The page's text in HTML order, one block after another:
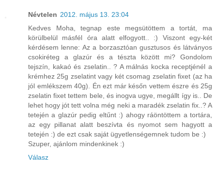
Névtelen 2012. május 13. 23:04
Kedves Moha, tegnap este megsütöttem a tortát, ma
körülbelül másfél óra alatt elfogyott.. :) Viszont egy-két
kérdésem lenne: Az a borzasztóan gusztusos és látványos
csokiréteg a glazúr és a tészta között mi? Gondolom
tejszín, kakaó és zselatin.. ? A málnás kocka receptjénél a
krémhez 25g zselatint vagy két csomag zselatin fixet (az ha
jól emlékszem 40g). Én ezt már későn vettem észre és 25g
zselatin fixet tettem bele, és inogva ugye, megállt így is.. De
lehet hogy jót tett volna még neki a maradék zselatin fix..? A
tetején a glazúr pedig eltűnt :) ahogy ráöntöttem a tortára,
az egy pillanat alatt beszívta és nyomot sem hagyott a
tetején :) de ezt csak saját ügyetlenségemnek tudom be :)
Szuper, ajánlom mindenkinek :)
Válasz